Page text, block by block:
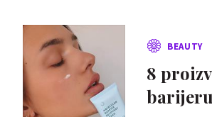
BEAUTY
8